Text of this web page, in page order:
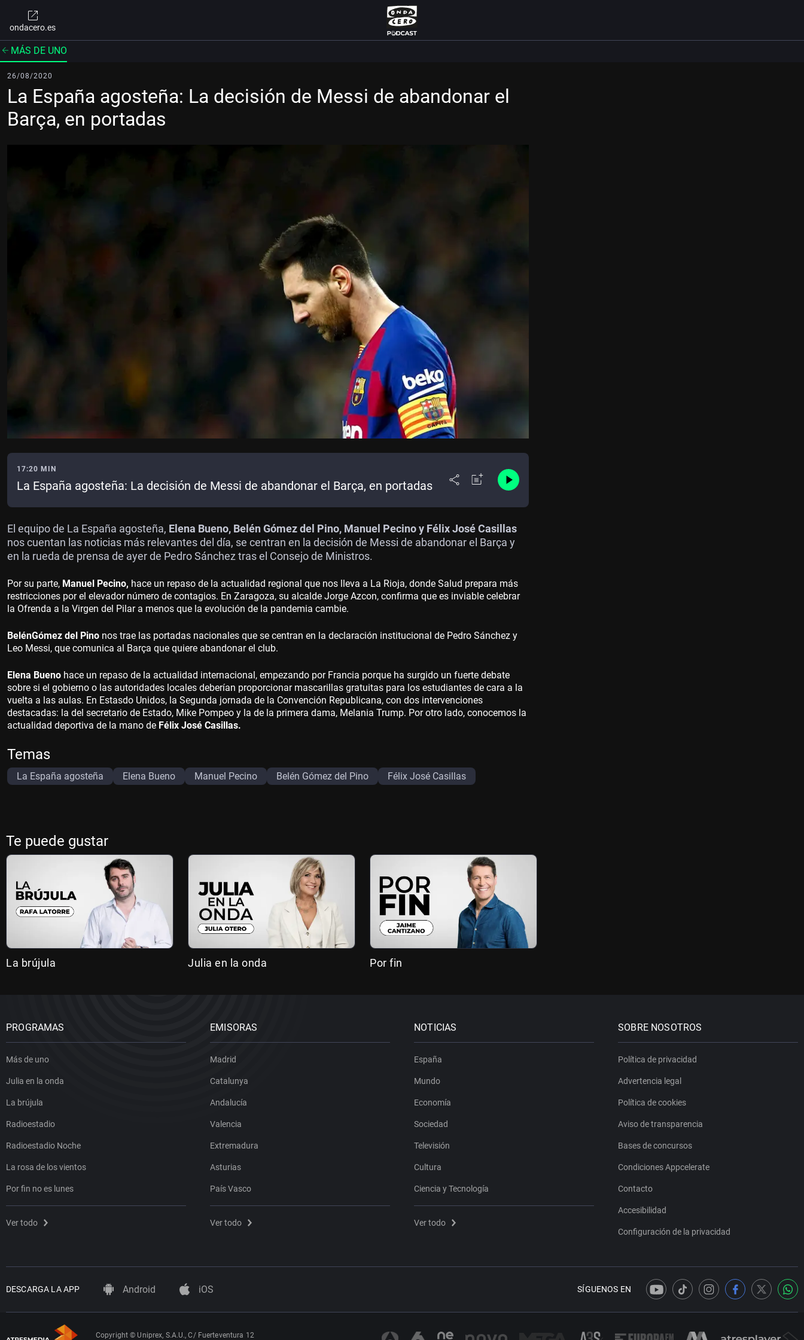
ondacero.es
MÁS DE UNO
26/08/2020
La España agosteña: La decisión de Messi de abandonar el
Barça, en portadas
17:20 MIN
La España agosteña: La decisión de Messi de abandonar el Barça, en portadas
El equipo de La España agosteña, Elena Bueno, Belén Gómez del Pino, Manuel Pecino y Félix José Casillas
nos cuentan las noticias más relevantes del día, se centran en la decisión de Messi de abandonar el Barça y
en la rueda de prensa de ayer de Pedro Sánchez tras el Consejo de Ministros.
Por su parte, Manuel Pecino, hace un repaso de la actualidad regional que nos lleva a La Rioja, donde Salud prepara más
restricciones por el elevador número de contagios. En Zaragoza, su alcalde Jorge Azcon, confirma que es inviable celebrar
la Ofrenda a la Virgen del Pilar a menos que la evolución de la pandemia cambie.
BelénGómez del Pino nos trae las portadas nacionales que se centran en la declaración institucional de Pedro Sánchez y
Leo Messi, que comunica al Barça que quiere abandonar el club.
Elena Bueno hace un repaso de la actualidad internacional, empezando por Francia porque ha surgido un fuerte debate
sobre si el gobierno o las autoridades locales deberían proporcionar mascarillas gratuitas para los estudiantes de cara a la
vuelta a las aulas. En Estasdo Unidos, la Segunda jornada de la Convención Republicana, con dos intervenciones
destacadas: la del secretario de Estado, Mike Pompeo y la de la primera dama, Melania Trump. Por otro lado, conocemos la
actualidad deportiva de la mano de Félix José Casillas.
Temas
La España agosteña Elena Bueno Manuel Pecino Belén Gómez del Pino Félix José Casillas
Te puede gustar
La brújula Julia en la onda Por fin
PROGRAMAS
Más de uno
Julia en la onda
La brújula
Radioestadio
Radioestadio Noche
La rosa de los vientos
Por fin no es lunes
Ver todo
EMISORAS
Madrid
Catalunya
Andalucía
Valencia
Extremadura
Asturias
País Vasco
Ver todo
NOTICIAS
España
Mundo
Economía
Sociedad
Televisión
Cultura
Ciencia y Tecnología
Ver todo
SOBRE NOSOTROS
Política de privacidad
Advertencia legal
Política de cookies
Aviso de transparencia
Bases de concursos
Condiciones Appcelerate
Contacto
Accesibilidad
Configuración de la privacidad
DESCARGA LA APP Android iOS SÍGUENOS EN
Copyright © Uniprex, S.A.U., C/ Fuerteventura 12